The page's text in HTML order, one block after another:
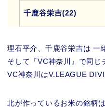
千鹿谷栄吉(22)
理石平介、千鹿谷栄吉は 一
そして『VC神奈川』で同じ
VC神奈川はV.LEAGUE
北が作っているお米の銘柄